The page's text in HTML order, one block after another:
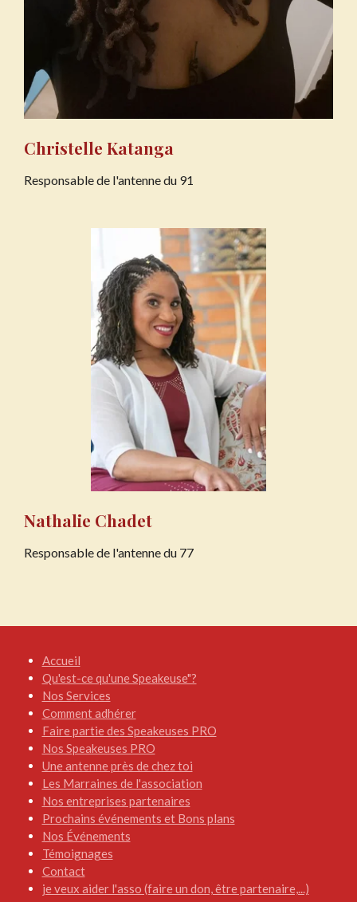
Christelle Katanga
Responsable de l'antenne du 91
Nathalie Chadet
Responsable de l'antenne du 77
Accueil
Qu'est-ce qu'une Speakeuse"?
Nos Services
Comment adhérer
Faire partie des Speakeuses PRO
Nos Speakeuses PRO
Une antenne près de chez toi
Les Marraines de l'association
Nos entreprises partenaires
Prochains événements et Bons plans
Nos Événements
Témoignages
Contact
je veux aider l'asso (faire un don, être partenaire,...)